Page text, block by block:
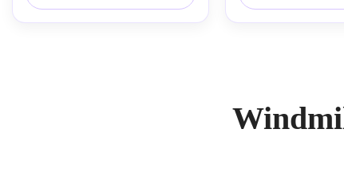
인 그림자, 초정밀 시골 사진.
색감, 초정밀 풍경 리